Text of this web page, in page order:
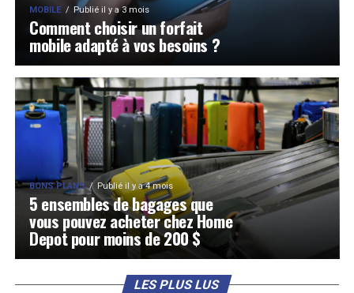
MOBILE Publié il y a 3 mois
Comment choisir un forfait
mobile adapté à vos besoins ?
BONS PLANS Publié il y a 4 mois
5 ensembles de bagages que
vous pouvez acheter chez Home
Depot pour moins de 200 $
LES PLUS LUS